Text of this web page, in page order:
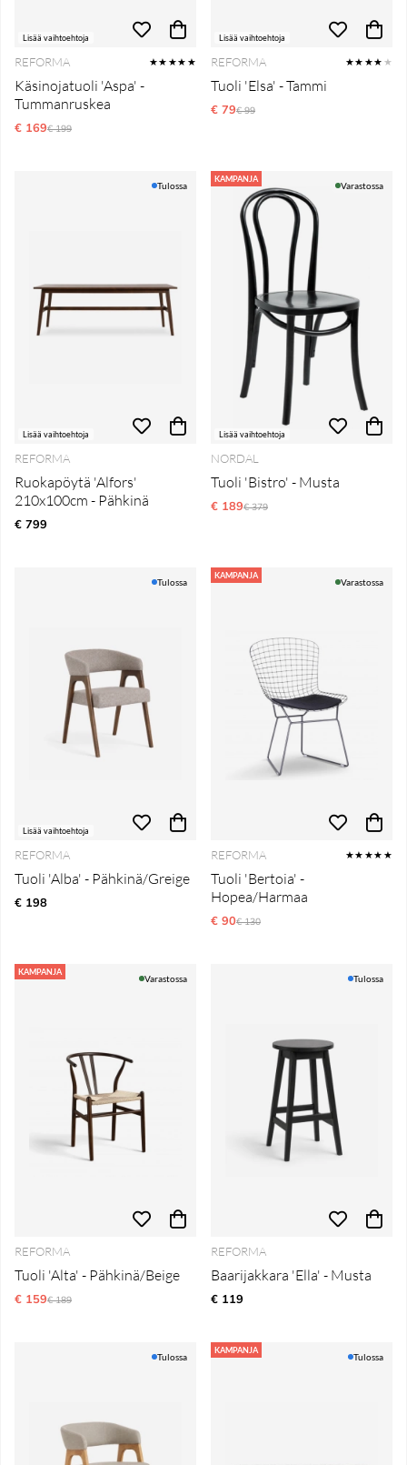
Lisää vaihtoehtoja
REFORMA ★★★★★
Käsinojatuoli 'Aspa' -
Tummanruskea
€ 169Normaali hinta
€ 199
Lisää vaihtoehtoja
REFORMA ★★★★ ★
Tuoli 'Elsa' - Tammi
€ 79Normaali hinta
€ 99
Lisää vaihtoehtoja
Tulossa
REFORMA
Ruokapöytä 'Alfors'
210x100cm - Pähkinä
€ 799
KAMPANJA
Lisää vaihtoehtoja
Varastossa
NORDAL
Tuoli 'Bistro' - Musta
€ 189Normaali hinta
€ 379
Lisää vaihtoehtoja
Tulossa
REFORMA
Tuoli 'Alba' - Pähkinä/Greige
€ 198
KAMPANJA
Varastossa
REFORMA ★★★★★
Tuoli 'Bertoia' -
Hopea/Harmaa
€ 90Normaali hinta
€ 130
KAMPANJA
Varastossa
REFORMA
Tuoli 'Alta' - Pähkinä/Beige
€ 159Normaali hinta
€ 189
Tulossa
REFORMA
Baarijakkara 'Ella' - Musta
€ 119
Tulossa
KAMPANJA
Tulossa